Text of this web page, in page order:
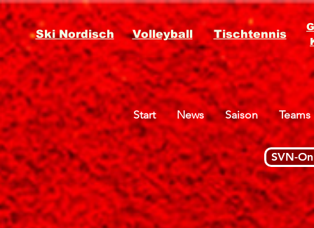
Ski Nordisch Volleyball Tischtennis
Start News Saison Teams
SVN-